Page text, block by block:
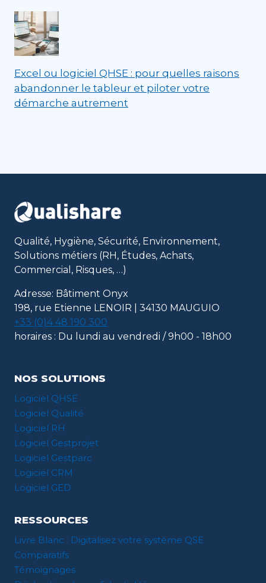
Excel ou logiciel QHSE : pour quelles raisons
abandonner le tableur et piloter votre
démarche autrement
Qualité, Hygiène, Sécurité, Environnement,
Solutions métiers (RH, Études, Achats,
Commercial, Risques, …)
Adresse: Bâtiment Onyx
198, rue Etienne LENOIR | 34130 MAUGUIO
+33 (0)4 48 190 300
horaires : Du lundi au vendredi / 9h00 - 18h00
NOS SOLUTIONS
Logiciel QHSE
Logiciel Qualité
Logiciel RH
Logiciel Gestprojet
Logiciel Gestparc
Logiciel CRM
Logiciel GED
RESSOURCES
Livre Blanc : Digitalisez votre système QSE
Comparatifs
Témoignages